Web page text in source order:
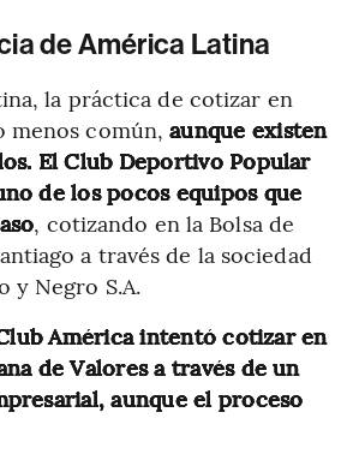
de América Latina
la práctica de cotizar en
menos común,aunque existen
El Club Deportivo Popular
de los pocos equipos que
, cotizando en la Bolsa de
a través de la sociedad
y Negro S.A.
América intentó cotizar en
de Valores a través de un
aunque el proceso